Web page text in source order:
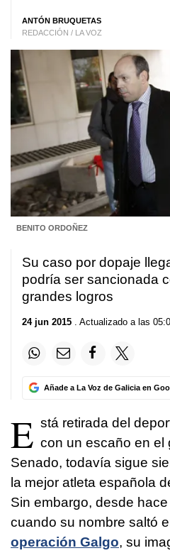
ANTÓN BRUQUETAS
REDACCIÓN / LA VOZ
BENITO ORDOÑEZ
Su caso por dopaje
podría ser sancionada
grandes logros
24 jun 2015 . Actualizado a las
Añade a La Voz de Galicia en
E stá retirada del
con un escaño en el
Senado, todavía sigue
la mejor atleta española
Sin embargo, desde
cuando su nombre saltó
operación Galgo, su